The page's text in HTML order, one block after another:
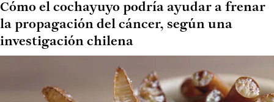
Cómo el cochayuyo podría ayudar a frenar
la propagación del cáncer, según una
investigación chilena